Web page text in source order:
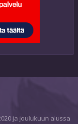
ja joulukuun alussa